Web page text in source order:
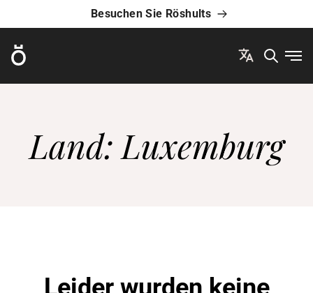
Besuchen Sie Röshults
Röshults
Land: Luxemburg